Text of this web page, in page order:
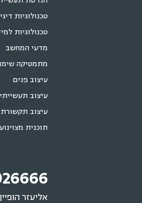
טכנולוגיות
טכנולוגיות
מדעי המחשב
מתמטיקה
עיצוב פנים
עיצוב תעשייתי
עיצוב
תוכנית
אליעזר הופיין 59, חולון